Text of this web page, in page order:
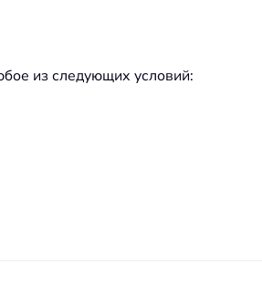
из следующих условий: